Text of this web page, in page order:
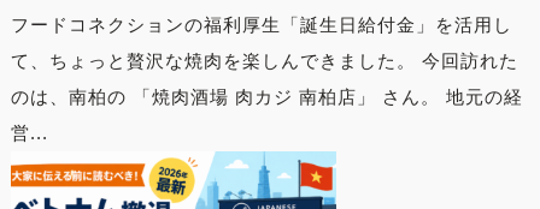
フードコネクションの福利厚生「誕生日給付金」を活用し
て、ちょっと贅沢な焼肉を楽しんできました。 今回訪れた
のは、南柏の 「焼肉酒場 肉カジ 南柏店」 さん。 地元の経
営...